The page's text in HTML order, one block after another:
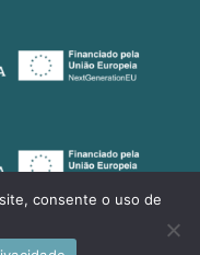
consente o uso de